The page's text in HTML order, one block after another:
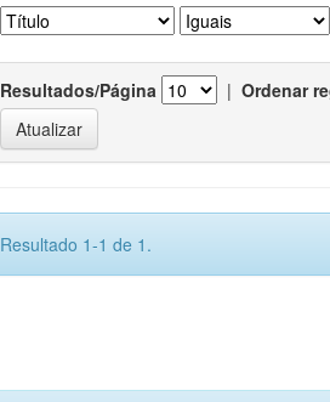
Resultados/Página | Ordenar
Resultado 1-1 de 1.